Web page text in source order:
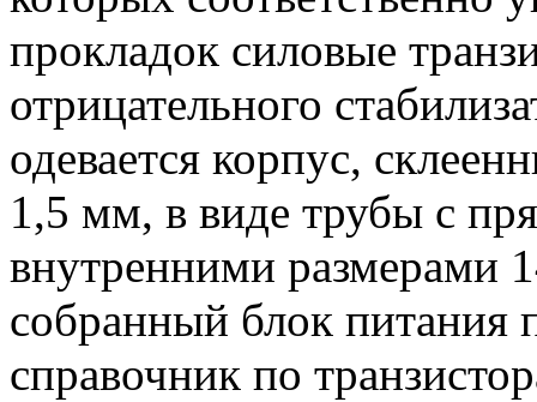
прокладок силовые
отрицательного
одевается корпус,
1,5 мм, в виде трубы с
внутренними размерами
собранный блок питания
справочник по